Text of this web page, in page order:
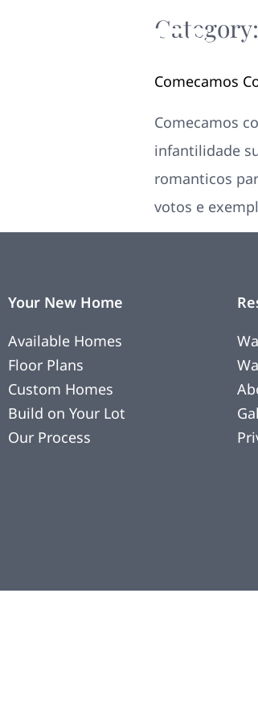
Category:
Comecamos
Comecamos
infantilidade
romanticos
votos e
Your New Home
Available Homes
Floor Plans
Custom Homes
Build on Your Lot
Our Process